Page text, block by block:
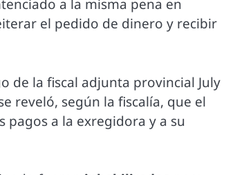
a la misma pena en
el pedido de dinero y recibir
de la fiscal adjunta provincial July
reveló, según la fiscalía, que el
a la exregidora y a su